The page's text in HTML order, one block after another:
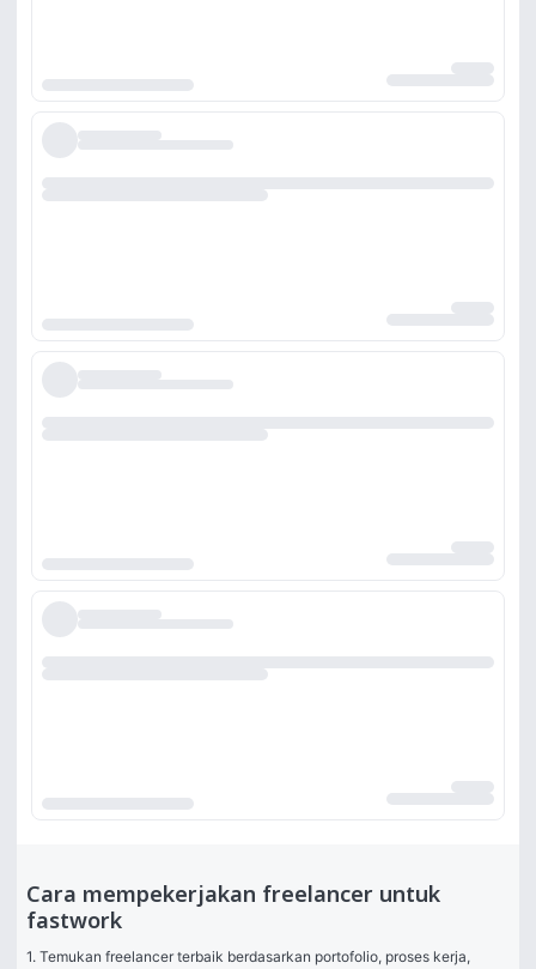
Cara mempekerjakan freelancer untuk
fastwork
1. Temukan freelancer terbaik berdasarkan portofolio, proses kerja,